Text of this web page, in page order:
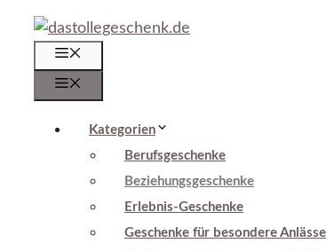
Zum
Inhalt
springen
Kategorien
Berufsgeschenke
Beziehungsgeschenke
Erlebnis-Geschenke
Geschenke für besondere Anlässe